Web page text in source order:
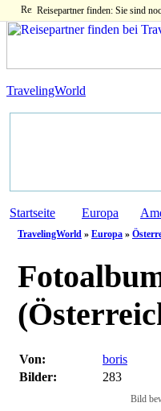
Reisepartner finden: Sie sind
TravelingWorld
Startseite Europa
TravelingWorld » Europa »
Von:
boris
Bilder:
283
Bild